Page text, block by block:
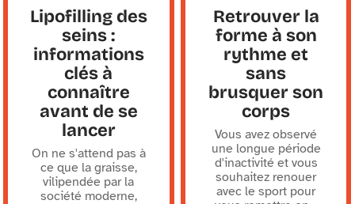
Lipofilling des
seins :
informations
clés à
connaître
avant de se
lancer
On ne s'attend pas à
ce que la graisse,
vilipendée par la
société moderne,
Retrouver la
forme à son
rythme et
sans
brusquer son
corps
Vous avez observé
une longue période
d'inactivité et vous
souhaitez renouer
avec le sport pour